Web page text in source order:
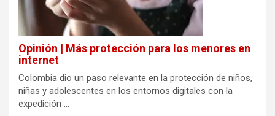
Opinión | Más protección para los menores en
internet
Colombia dio un paso relevante en la protección de niños,
niñas y adolescentes en los entornos digitales con la
expedición ...